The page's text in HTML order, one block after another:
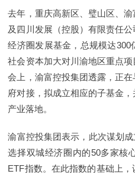
去年，重庆高新区、璧山区、
及四川发展（控股）有限责任
经济圈发展基金，总规模达
社会资本加大对川渝地区重点
会上，渝富控投集团透露，正
府对接，拟成立相应的子基金
产业落地。
渝富控投集团表示，此次谋划
选择双城经济圈内的50多家核
ETF指数。在此指数的基础上